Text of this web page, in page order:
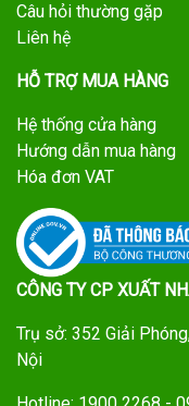
Câu hỏi thường gặp
Liên hệ
HỖ TRỢ MUA HÀNG
Hệ thống cửa hàng
Hướng dẫn mua hàng
Hóa đơn VAT
CÔNG TY CP XUẤT
Trụ sở: 352 Giải
Nội